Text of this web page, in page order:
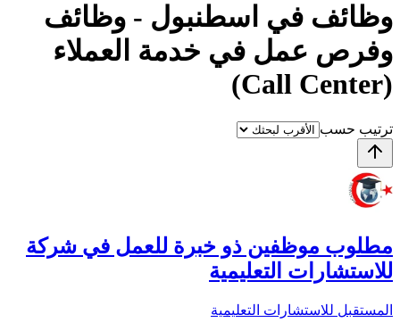
وظائف في اسطنبول - وظائف
وفرص عمل في خدمة العملاء
(Call Center)
ترتيب حسب
مطلوب موظفين ذو خبرة للعمل في شركة
للاستشارات التعليمية
المستقبل للاستشارات التعليمية